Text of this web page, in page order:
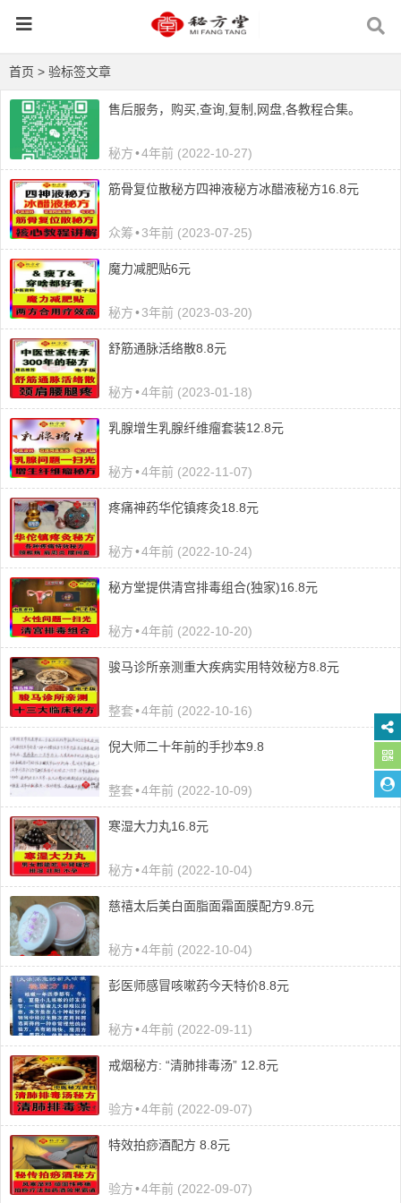
首页 > 验标签文章
售后服务，购买,查询,复制,网盘,各教程合集。
秘方•4年前 (2022-10-27)
筋骨复位散秘方四神液秘方冰醋液秘方16.8元
众筹•3年前 (2023-07-25)
魔力减肥贴6元
秘方•3年前 (2023-03-20)
舒筋通脉活络散8.8元
秘方•4年前 (2023-01-18)
乳腺增生乳腺纤维瘤套装12.8元
秘方•4年前 (2022-11-07)
疼痛神药华佗镇疼灸18.8元
秘方•4年前 (2022-10-24)
秘方堂提供清宫排毒组合(独家)16.8元
秘方•4年前 (2022-10-20)
骏马诊所亲测重大疾病实用特效秘方8.8元
整套•4年前 (2022-10-16)
倪大师二十年前的手抄本9.8
整套•4年前 (2022-10-09)
寒湿大力丸16.8元
秘方•4年前 (2022-10-04)
慈禧太后美白面脂面霜面膜配方9.8元
秘方•4年前 (2022-10-04)
彭医师感冒咳嗽药今天特价8.8元
秘方•4年前 (2022-09-11)
戒烟秘方: “清肺排毒汤” 12.8元
验方•4年前 (2022-09-07)
特效拍痧酒配方 8.8元
验方•4年前 (2022-09-07)